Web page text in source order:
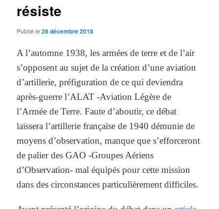
résiste
Publié le28 décembre 2018
A l’automne 1938, les armées de terre et de l’air
s’opposent au sujet de la création d’une aviation
d’artillerie, préfiguration de ce qui deviendra
après-guerre l’ALAT -Aviation Légère de
l’Armée de Terre. Faute d’aboutir, ce débat
laissera l’artillerie française de 1940 démunie de
moyens d’observation, manque que s’efforceront
de palier des GAO -Groupes Aériens
d’Observation- mal équipés pour cette mission
dans des circonstances particulièrement difficiles.